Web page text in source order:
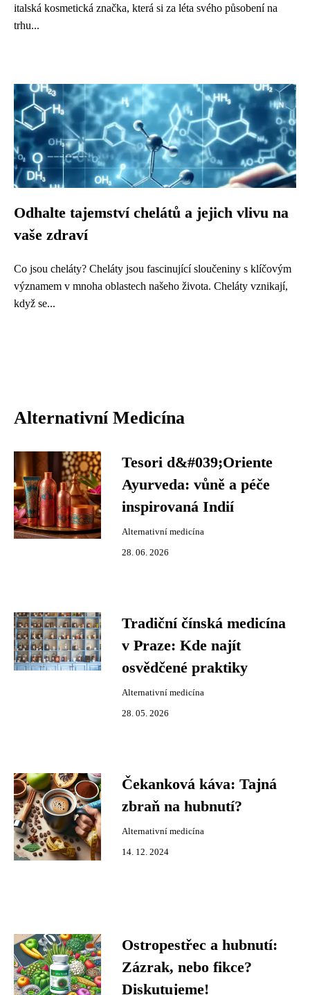
italská kosmetická značka, která si za léta svého působení na
trhu...
Odhalte tajemství chelátů a jejich vlivu na
vaše zdraví
Co jsou cheláty? Cheláty jsou fascinující sloučeniny s klíčovým
významem v mnoha oblastech našeho života. Cheláty vznikají,
když se...
Alternativní Medicína
Tesori d&#039;Oriente
Ayurveda: vůně a péče
inspirovaná Indií
Alternativní medicína
28. 06. 2026
Tradiční čínská medicína
v Praze: Kde najít
osvědčené praktiky
Alternativní medicína
28. 05. 2026
Čekanková káva: Tajná
zbraň na hubnutí?
Alternativní medicína
14. 12. 2024
Ostropestřec a hubnutí:
Zázrak, nebo fikce?
Diskutujeme!